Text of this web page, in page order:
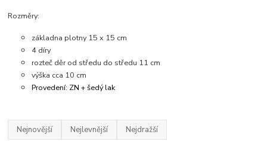
Rozměry:
základna plotny 15 x 15 cm
4 díry
rozteč děr od středu do středu 11 cm
výška cca 10 cm
Provedení: ZN + šedý lak
Nejnovější Nejlevnější Nejdražší